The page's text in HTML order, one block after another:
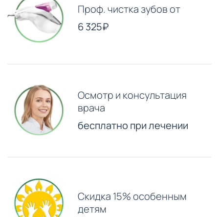
Проф. чистка зубов от
6 325₽
Осмотр и консультация
врача
бесплатно при лечении
Скидка 15% особенным
детям